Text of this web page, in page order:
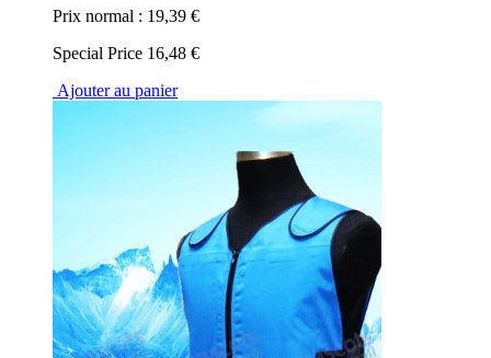
Prix normal : 19,39 €
Special Price 16,48 €
Ajouter au panier